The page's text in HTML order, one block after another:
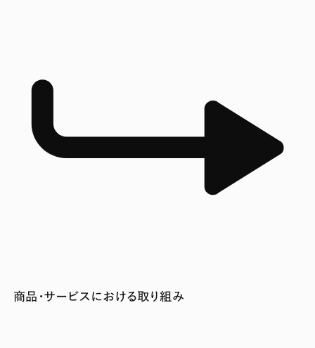
商品・サービスにおける取り組み